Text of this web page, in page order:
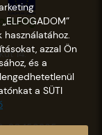
14.
30458365
azzal Ön
és a
a SÜTI